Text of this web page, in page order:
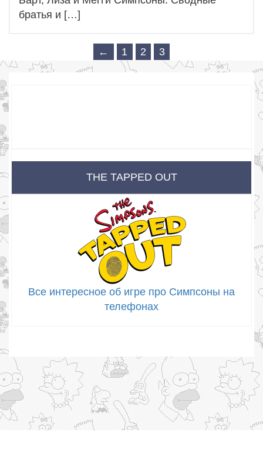
братья и […]
← 1 2 3
THE TAPPED OUT
Все интересное об игре про Симпсоны на
телефонах